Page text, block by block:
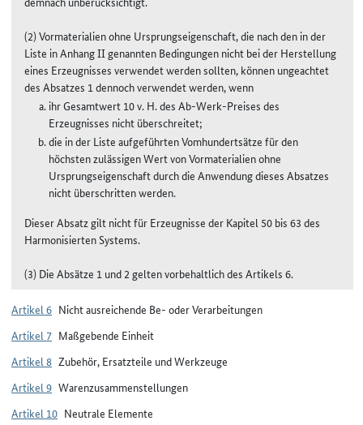
(2) Vormaterialien ohne Ursprungseigenschaft, die nach den in der
Liste in Anhang II genannten Bedingungen nicht bei der Herstellung
eines Erzeugnisses verwendet werden sollten, können ungeachtet
des Absatzes 1 dennoch verwendet werden, wenn
ihr Gesamtwert 10 v. H. des Ab-Werk-Preises des
Erzeugnisses nicht überschreitet;
die in der Liste aufgeführten Vomhundertsätze für den
höchsten zulässigen Wert von Vormaterialien ohne
Ursprungseigenschaft durch die Anwendung dieses Absatzes
nicht überschritten werden.
Dieser Absatz gilt nicht für Erzeugnisse der Kapitel 50 bis 63 des
Harmonisierten Systems.
(3) Die Absätze 1 und 2 gelten vorbehaltlich des Artikels 6.
Artikel 6 Nicht ausreichende Be- oder Verarbeitungen
Artikel 7 Maßgebende Einheit
Artikel 8 Zubehör, Ersatzteile und Werkzeuge
Artikel 9 Warenzusammenstellungen
Artikel 10 Neutrale Elemente